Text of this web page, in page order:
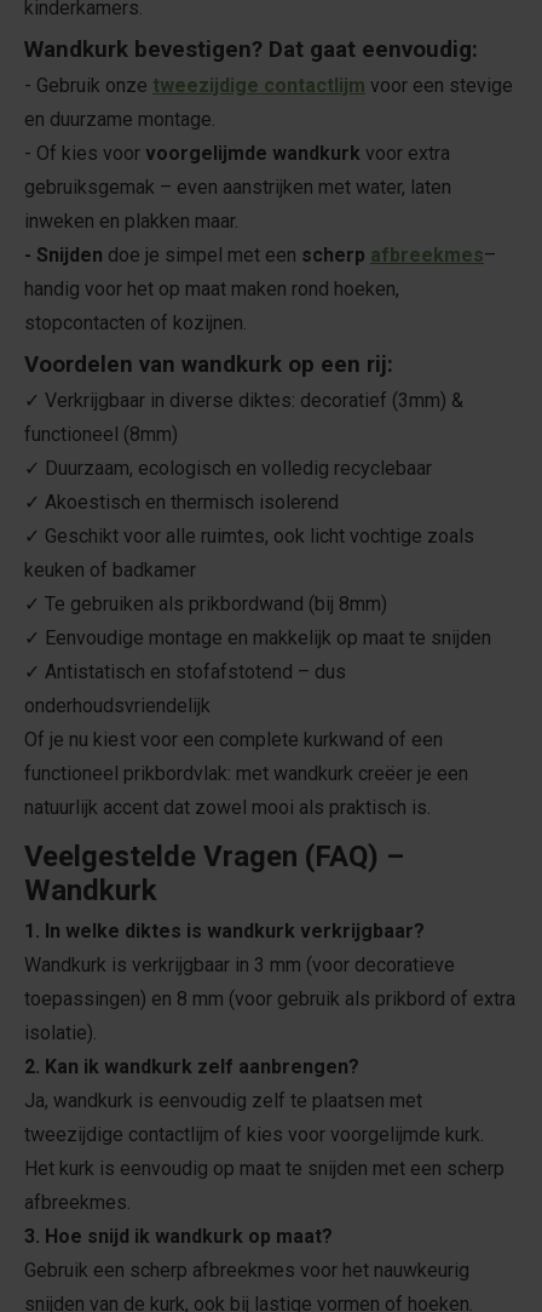
kinderkamers.
Wandkurk bevestigen? Dat gaat eenvoudig:
- Gebruik onze tweezijdige contactlijm voor een stevige
en duurzame montage.
- Of kies voor voorgelijmde wandkurk voor extra
gebruiksgemak – even aanstrijken met water, laten
inweken en plakken maar.
- Snijden doe je simpel met een scherp afbreekmes–
handig voor het op maat maken rond hoeken,
stopcontacten of kozijnen.
Voordelen van wandkurk op een rij:
✓ Verkrijgbaar in diverse diktes: decoratief (3mm) &
functioneel (8mm)
✓ Duurzaam, ecologisch en volledig recyclebaar
✓ Akoestisch en thermisch isolerend
✓ Geschikt voor alle ruimtes, ook licht vochtige zoals
keuken of badkamer
✓ Te gebruiken als prikbordwand (bij 8mm)
✓ Eenvoudige montage en makkelijk op maat te snijden
✓ Antistatisch en stofafstotend – dus
onderhoudsvriendelijk
Of je nu kiest voor een complete kurkwand of een
functioneel prikbordvlak: met wandkurk creëer je een
natuurlijk accent dat zowel mooi als praktisch is.
Veelgestelde Vragen (FAQ) –
Wandkurk
1. In welke diktes is wandkurk verkrijgbaar?
Wandkurk is verkrijgbaar in 3 mm (voor decoratieve
toepassingen) en 8 mm (voor gebruik als prikbord of extra
isolatie).
2. Kan ik wandkurk zelf aanbrengen?
Ja, wandkurk is eenvoudig zelf te plaatsen met
tweezijdige contactlijm of kies voor voorgelijmde kurk.
Het kurk is eenvoudig op maat te snijden met een scherp
afbreekmes.
3. Hoe snijd ik wandkurk op maat?
Gebruik een scherp afbreekmes voor het nauwkeurig
snijden van de kurk, ook bij lastige vormen of hoeken.